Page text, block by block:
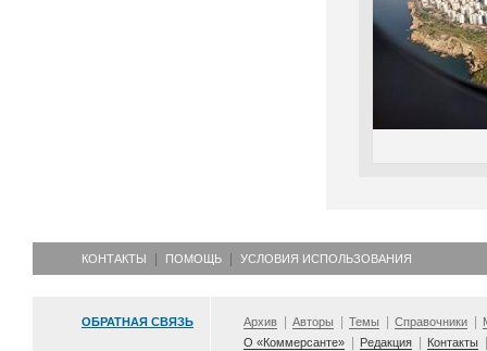
КОНТАКТЫ ПОМОЩЬ УСЛОВИЯ ИСПОЛЬЗОВАНИЯ
ОБРАТНАЯ СВЯЗЬ Архив Авторы Темы Справочники
О «Коммерсанте»
Редакция Контакты